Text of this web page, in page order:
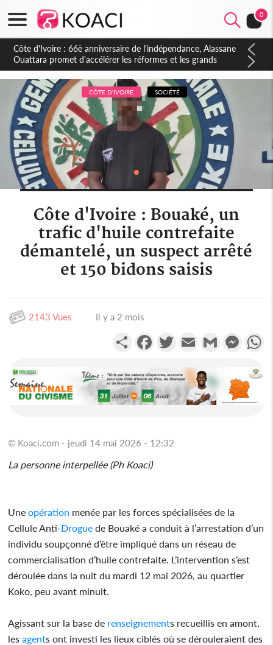
0
Côte d'Ivoire : À Abidjan, Amadou Oury Bah admire le modèle
ivoirien et veut s'en inspirer pour accélérer le développement
de la Guinée
CÔTE D'IVOIRE SOCIÉTÉ
Côte d'Ivoire : Bouaké, un
trafic d'huile contrefaite
démantelé, un suspect arrêté
et 150 bidons saisis
2143 Vues Il y a 2 mois
PartagerFacebookTwitterEmail Gmail
© Koaci.com - jeudi 14 mai 2026 - 12:32
La personne interpellée (Ph Koaci)
Uneopération menée par les forces spécialisées de la
Cellule Anti-Drogue de Bouaké a conduit à l’arrestation d’un
individu soupçonné d’être impliqué dans un réseau de
commercialisation d’huile contrefaite. L’intervention s’est
déroulée dans la nuit du mardi 12 mai 2026, au quartier
Koko, peu avant minuit.
Agissant sur la base de renseignements recueillis en amont,
lesagents ont investi les lieux ciblés où se dérouleraient des